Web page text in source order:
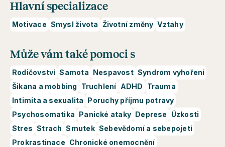
Hlavní specializace
Motivace Smysl života Životní změny Vztahy
Může vám také pomoci s
Rodičovství Samota Nespavost Syndrom vyhoření
Šikana a mobbing
Truchlení ADHD
Trauma
Intimita a sexualita Poruchy příjmu potravy
Psychosomatika Panické ataky Deprese
Úzkosti
Stres Strach Smutek Sebevědomí a sebepojetí
Prokrastinace Chronické onemocnění